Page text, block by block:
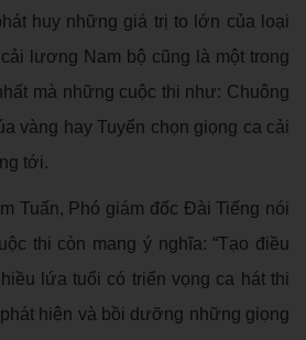
huy những giá trị to lớn của loại
lương Nam bộ cũng là một trong
mà những cuộc thi như: Chuông
vàng hay Tuyển chọn giọng ca cải
tới.
Tuấn, Phó giám đốc Đài Tiếng nói
thi còn mang ý nghĩa: “Tạo điều
lứa tuổi có triển vọng ca hát thi
hiện và bồi dưỡng những giọng